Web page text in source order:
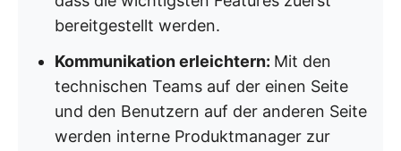
bereitgestellt werden.
Kommunikation erleichtern: Mit den
technischen Teams auf der einen Seite
und den Benutzern auf der anderen Seite
werden interne Produktmanager zur